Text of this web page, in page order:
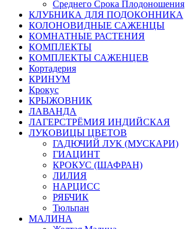
Среднего Срока Плодоношения
КЛУБНИКА ДЛЯ ПОДОКОННИКА
КОЛОНОВИДНЫЕ САЖЕНЦЫ
КОМНАТНЫЕ РАСТЕНИЯ
КОМПЛЕКТЫ
КОМПЛЕКТЫ САЖЕНЦЕВ
Кортадерия
КРИНУМ
Крокус
КРЫЖОВНИК
ЛАВАНДА
ЛАГЕРСТРЁМИЯ ИНДИЙСКАЯ
ЛУКОВИЦЫ ЦВЕТОВ
ГАДЮЧИЙ ЛУК (МУСКАРИ)
ГИАЦИНТ
КРОКУС (ШАФРАН)
ЛИЛИЯ
НАРЦИСС
РЯБЧИК
Тюльпан
МАЛИНА